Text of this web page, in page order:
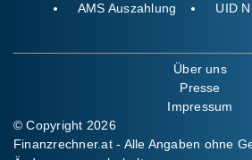
AMS Auszahlung UID
Über uns
Presse
Impressum
© Copyright 2026
Finanzrechner.at - Alle Angaben ohne